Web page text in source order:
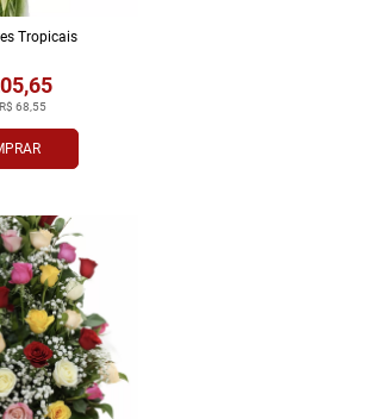
68,55
Tropi­cais